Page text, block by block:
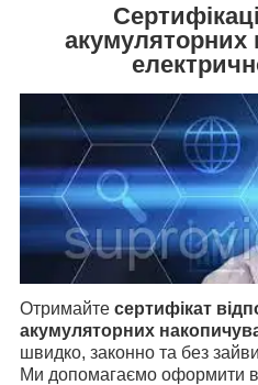
акумуляторних
Отримайте сертифікат
акумуляторних
швидко, законно та без
Ми допомагаємо оформити